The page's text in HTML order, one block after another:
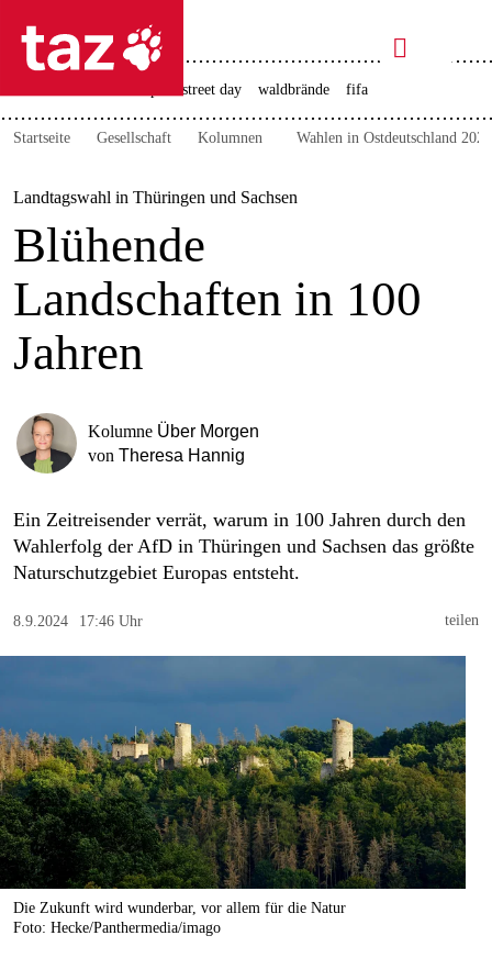
 taz zahl ich
taz zahl ich
themen
politik
öko
gesellschaft
sport
nord
veranstaltungen
shop
fragen & hilfe
unterstützen
abo

taz zahl ich
christopher street day waldbrände fifa
Startseite Gesellschaft Kolumnen Wahlen in Ostdeutschland 2024
Landtagswahl in Thüringen und Sachsen
Blühende
Landschaften in 100
Jahren
Kolumne Über Morgen
von Theresa Hannig
Ein Zeitreisender verrät, warum in 100 Jahren durch den
Wahlerfolg der AfD in Thüringen und Sachsen das größte
Naturschutzgebiet Europas entsteht.
8.9.2024 17:46 Uhr teilen
Die Zukunft wird wunderbar, vor allem für die Natur
Foto: Hecke/Panthermedia/imago